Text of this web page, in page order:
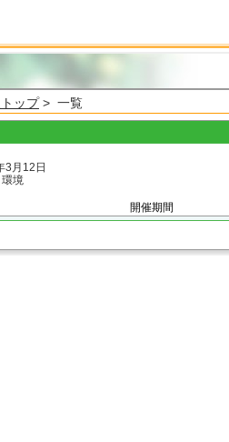
ップ> 一覧
3月12日
環境
開催期間